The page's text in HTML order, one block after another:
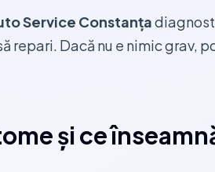
Service Constanța
repari. Dacă nu e nimic grav,
și ce